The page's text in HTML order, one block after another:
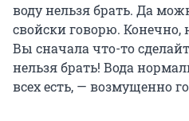
воду нельзя брать. Да
свойски говорю. Конечно,
Вы сначала что-то
нельзя брать! Вода
всех есть, — возмущенно